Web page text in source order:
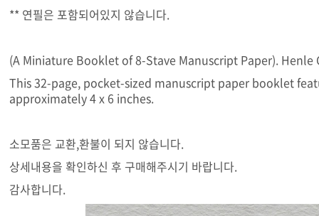
** 연필은 포함되어있지 않습니다.
(A Miniature Booklet of 8-Stave Manuscript Paper).
This 32-page, pocket-sized manuscript paper booklet
approximately 4 x 6 inches.
소모품은 교환,환불이 되지 않습니다.
상세내용을 확인하신 후 구매해주시기 바랍니다.
감사합니다.